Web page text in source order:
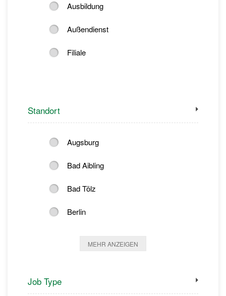
Ausbildung
Außendienst
Filiale
Standort
Augsburg
Bad Aibling
Bad Tölz
Berlin
MEHR ANZEIGEN
Job Type